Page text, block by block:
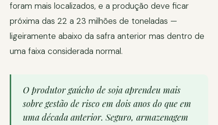
foram mais localizados, e a produção deve ficar
próxima das 22 a 23 milhões de toneladas —
ligeiramente abaixo da safra anterior mas dentro de
uma faixa considerada normal.
O produtor gaúcho de soja aprendeu mais
sobre gestão de risco em dois anos do que em
uma década anterior. Seguro, armazenagem